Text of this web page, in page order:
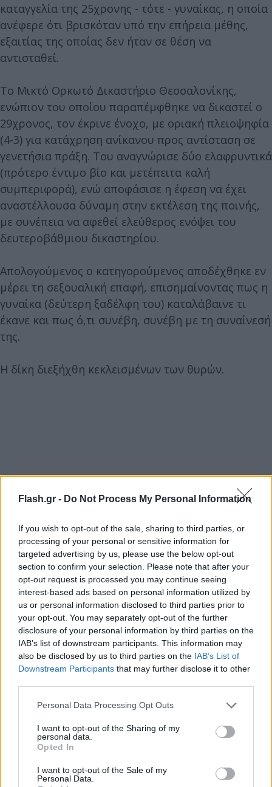
Flash.gr - Do Not Process My Personal Information
If you wish to opt-out of the sale, sharing to third parties, or
processing of your personal or sensitive information for
targeted advertising by us, please use the below opt-out
section to confirm your selection. Please note that after your
opt-out request is processed you may continue seeing
interest-based ads based on personal information utilized by
us or personal information disclosed to third parties prior to
your opt-out. You may separately opt-out of the further
disclosure of your personal information by third parties on the
IAB’s list of downstream participants. This information may
also be disclosed by us to third parties on the IAB’s List of
Downstream Participants that may further disclose it to other
Please note that this website/app uses one or more Google
not limited to your visit or usage behaviour. You may click to
grant or deny consent to Google and its third-party tags to
use your data for below specified purposes in below Google
consent section.
Personal Data Processing Opt Outs
I want to opt-out of the Sharing of my
personal data.
Opted In
I want to opt-out of the Sale of my
Personal Data.
καταγγελία της 25χρονης - τότε - γυναίκας, η οποία
ανέφερε ότι βρισκόταν υπό την επήρεια μέθης,
εξαιτίας της οποίας δεν ήταν σε θέση να
αντισταθεί.
Το Μικτό Ορκωτό Δικαστήριο Θεσσαλονίκης,
ενώπιον του οποίου παραπέμφθηκε να δικαστεί ο
29χρονος, τον έκρινε ένοχο, με οριακή πλειοψηφία
(4-3) για κατάχρηση ανίκανου προς αντίσταση σε
γενετήσια πράξη. Του αναγνώρισε δύο ελαφρυντικά
(πρότερο έντιμο βίο και μετέπειτα καλή
συμπεριφορά), ενώ αποφάσισε η έφεση να έχει
αναστέλλουσα δύναμη στην εκτέλεση της ποινής,
με συνέπεια να αφεθεί ελεύθερος ενόψει του
δευτεροβάθμιου δικαστηρίου.
Απολογούμενος ο κατηγορούμενος αποδέχθηκε εν
μέρει τη σεξουαλική επαφή, επισημαίνοντας πως η
γυναίκα (δεύτερη ξαδέλφη του) καταλάβαινε τι
έκανε και πως ό,τι συνέβη, συνέβη με τη συναίνεσή
της.
Η δίκη διεξήχθη κεκλεισμένων των θυρών.